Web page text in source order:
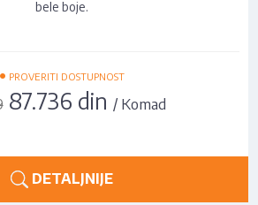
bele boje.
• PROVERITI DOSTUPNOST
87.736 din / Komad
DETALJNIJE